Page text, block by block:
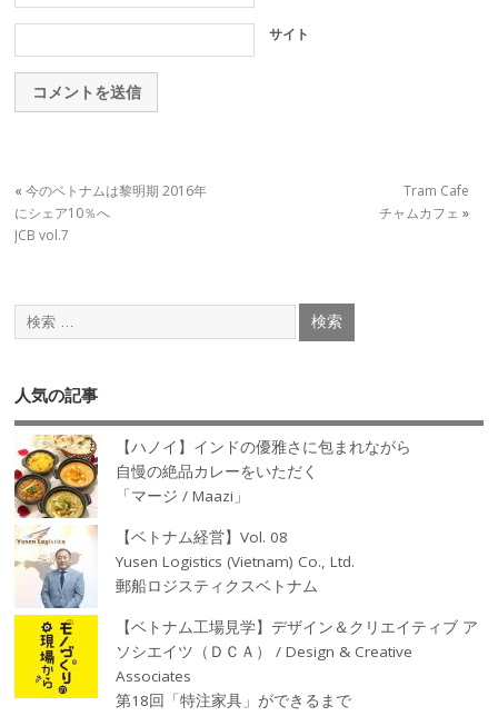
サイト
«今のベトナムは黎明期 2016年
にシェア10％へ
JCB vol.7
Tram Cafe
チャムカフェ »
人気の記事
【ハノイ】インドの優雅さに包まれながら
自慢の絶品カレーをいただく
「マージ / Maazi」
【ベトナム経営】Vol. 08
Yusen Logistics (Vietnam) Co., Ltd.
郵船ロジスティクスベトナム
【ベトナム工場見学】デザイン＆クリエイティブ ア
ソシエイツ（ＤＣＡ） / Design & Creative
Associates
第18回「特注家具」ができるまで